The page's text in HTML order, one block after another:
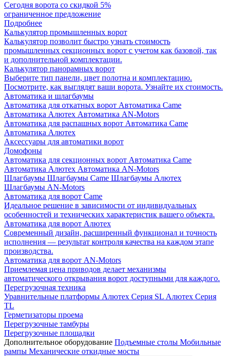
Сегодня ворота со скидкой 5%
ограниченное предложение
Подробнее
Калькулятор промышленных ворот
Калькулятор позволит быстро узнать стоимость
промышленных секционных ворот с учетом как базовой, так
и дополнительной комплектации.
Калькулятор панорамных ворот
Выберите тип панели, цвет полотна и комплектацию.
Посмотрите, как выглядят ваши ворота. Узнайте их стоимость.
Автоматика и шлагбаумы
Автоматика для откатных ворот Автоматика Came
Автоматика Алютех Автоматика AN-Motors
Автоматика для распашных ворот Автоматика Came
Автоматика Алютех
Аксессуары для автоматики ворот
Домофоны
Автоматика для секционных ворот Автоматика Came
Автоматика Алютех Автоматика AN-Motors
Шлагбаумы Шлагбаумы Came Шлагбаумы Алютех
Шлагбаумы AN-Motors
Автоматика для ворот Came
Идеальное решение в зависимости от индивидуальных
особенностей и технических характеристик вашего объекта.
Автоматика для ворот Алютех
Современный дизайн, расширенный функционал и точность
исполнения — результат контроля качества на каждом этапе
производства.
Автоматика для ворот AN-Motors
Приемлемая цена приводов делает механизмы
автоматического открывания ворот доступными для каждого.
Перегрузочная техника
Уравнительные платформы Алютех Серия SL Алютех Серия
TL
Герметизаторы проема
Перегрузочные тамбуры
Перегрузочные площадки
Дополнительное оборудование Подъемные столы Мобильные
рампы Механические откидные мосты